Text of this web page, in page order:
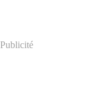
Publicité